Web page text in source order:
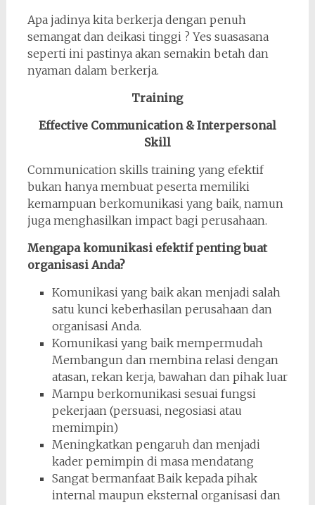
Apa jadinya kita berkerja dengan penuh
semangat dan deikasi tinggi ? Yes suasasana
seperti ini pastinya akan semakin betah dan
nyaman dalam berkerja.
Training
Effective Communication & Interpersonal
Skill
Communication skills training yang efektif
bukan hanya membuat peserta memiliki
kemampuan berkomunikasi yang baik, namun
juga menghasilkan impact bagi perusahaan.
Mengapa komunikasi efektif penting buat
organisasi Anda?
Komunikasi yang baik akan menjadi salah
satu kunci keberhasilan perusahaan dan
organisasi Anda.
Komunikasi yang baik mempermudah
Membangun dan membina relasi dengan
atasan, rekan kerja, bawahan dan pihak luar
Mampu berkomunikasi sesuai fungsi
pekerjaan (persuasi, negosiasi atau
memimpin)
Meningkatkan pengaruh dan menjadi
kader pemimpin di masa mendatang
Sangat bermanfaat Baik kepada pihak
internal maupun eksternal organisasi dan